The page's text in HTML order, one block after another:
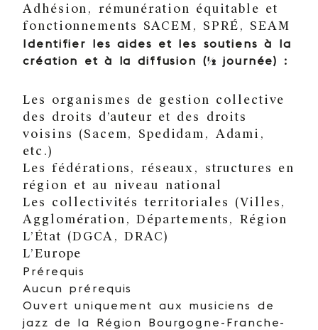
Adhésion, rémunération équitable et
fonctionnements SACEM, SPRÉ, SEAM
Identifier les aides et les soutiens à la
création et à la diffusion (½ journée) :
Les organismes de gestion collective
des droits d’auteur et des droits
voisins (Sacem, Spedidam, Adami,
etc.)
Les fédérations, réseaux, structures en
région et au niveau national
Les collectivités territoriales (Villes,
Agglomération, Départements, Région
L’État (DGCA, DRAC)
L’Europe
Prérequis
Aucun prérequis
Ouvert uniquement aux musiciens de
jazz de la Région Bourgogne-Franche-